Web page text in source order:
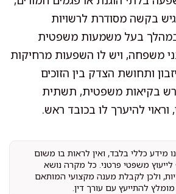
בקשה מסודרת לרשויות
בעל משמעות משפטית
משפחה, ויש לו השפעות מרחיקות
ותחושת הצדק בין הזוכים
בקיאות משפטית, תשתית
וראוי להיערך לו בכובד ראש.
מידע כללי בלבד, ואין לראות בו משום
משפטי פרטני. כל מקרה נושא
ולכן לקבלת מענה מקצועי המותאם
להתייעץ עם עורך דין.